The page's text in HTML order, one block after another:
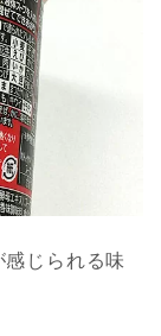
じられる味